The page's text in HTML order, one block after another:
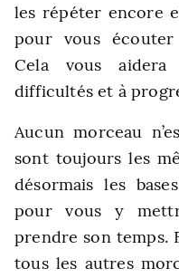
les répéter encore
pour vous
Cela vous
difficultés et à
Aucun morceau
sont toujours les
désormais les
pour vous y
prendre son temps.
tous les autres